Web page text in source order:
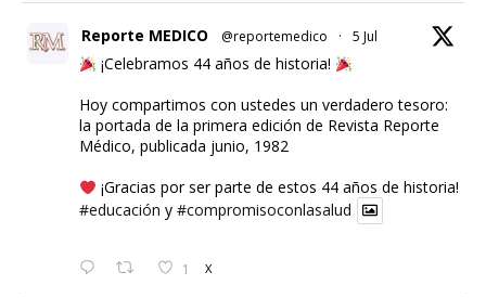
Reporte MEDICO @reportemedico · 5 Jul
¡Celebramos 44 años de historia!
Hoy compartimos con ustedes un verdadero tesoro:
la portada de la primera edición de Revista Reporte
Médico, publicada junio, 1982
¡Gracias por ser parte de estos 44 años de historia!
#educación y #compromisoconlasalud
1 X